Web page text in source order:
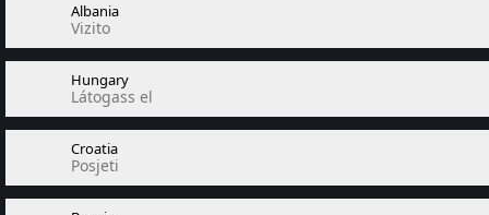
Albania
Vizito
Hungary
Látogass el
Croatia
Posjeti